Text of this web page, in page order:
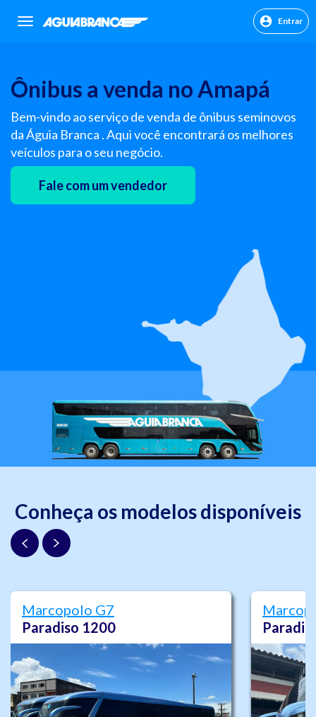
sr.header.toggle.navigation Entrar
Ônibus a venda no Amapá
Bem-vindo ao serviço de venda de ônibus seminovos
da Águia Branca . Aqui você encontrará os melhores
veículos para o seu negócio.
Fale com um vendedor
Conheça os modelos disponíveis
Marcopolo G7
Paradiso 1200